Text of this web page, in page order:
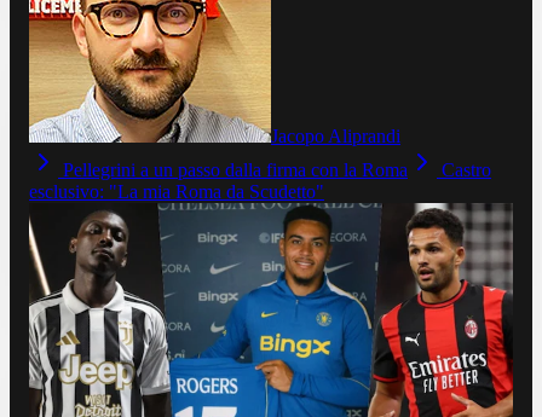
Jacopo Aliprandi
Pellegrini a un passo dalla firma con la Roma
Castro
esclusivo: "La mia Roma da Scudetto"